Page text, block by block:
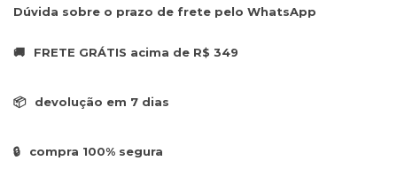
Dúvida sobre o prazo de frete pelo WhatsApp
🚚 FRETE GRÁTIS acima de R$ 349
📦 devolução em 7 dias
🔒 compra 100% segura